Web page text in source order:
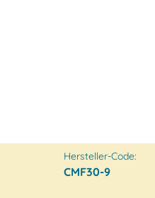
Hersteller-Code:
CMF30-9